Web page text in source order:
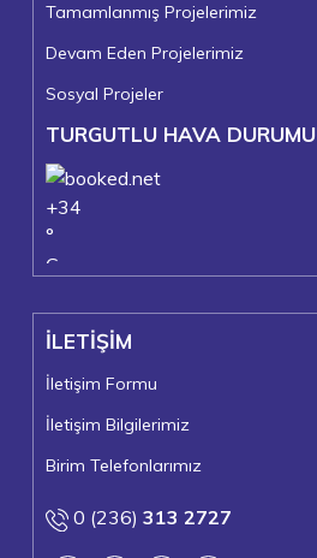
Tamamlanmış Projelerimiz
Devam Eden Projelerimiz
Sosyal Projeler
TURGUTLU HAVA DURUMU
+34
°
C
Turgutlu
Cumartesi, 08
İLETİŞİM
İletişim Formu
İletişim Bilgilerimiz
Birim Telefonlarımız
0 (236) 313 2727